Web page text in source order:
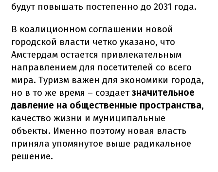
будут повышать постепенно до 2031 года.
В коалиционном соглашении новой
городской власти четко указано, что
Амстердам остается привлекательным
направлением для посетителей со всего
мира. Туризм важен для экономики города,
но в то же время – создаетзначительное
давление на общественные пространства,
качество жизни и муниципальные
объекты. Именно поэтому новая власть
приняла упомянутое выше радикальное
решение.